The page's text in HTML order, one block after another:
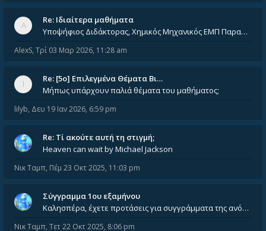
Re: Ιδιαίτερα μαθήματα
Υποψήφιος Διδάκτορας, Χημικός Μηχανικός ΕΜΠ Παραδίδω ιδιαίτερα μαθήματα μέσης και ανώτατης εκπαίδευσης σε θετικές και τε
AlexS, Τρί 03 Μαρ 2026, 11:28 am
Re: [5ο] Επιλεγμένα Θέματα Βι…
Μήπως υπάρχουν παλιά θέματα του μαθήματος;
lilyb, Δευ 19 Ιαν 2026, 6:59 pm
Re: Tί ακούτε αυτή τη στιγμή;
Heaven can wait by Michael Jackson
Νικ Ταμπ, Πέμ 23 Οκτ 2025, 11:03 pm
Σύγγραμμα 1ου εξαμήνου
Καλησπέρα, έχετε προτάσεις για συγγράμματα της ανόργανης χημείας? Είμαι ανάμεσα σε Λιοδάκη, Chung και Atkins
Νικ Ταμπ, Τετ 22 Οκτ 2025, 8:06 pm